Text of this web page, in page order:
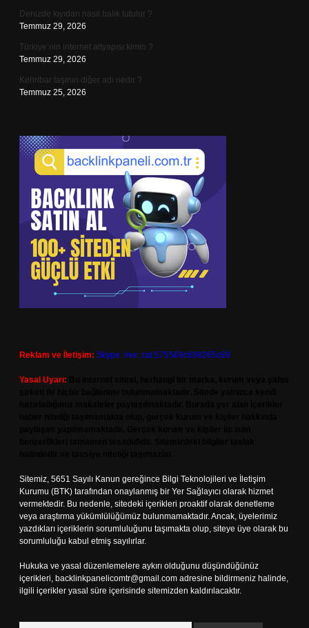
Denizde kıyıdan nasıl balık tutulur ?
Temmuz 29, 2026
Türkiye’nin internet altyapısı kimin ?
Temmuz 29, 2026
Kehribar taşının diğer adı nedir ?
Temmuz 25, 2026
Reklam ve İletişim: Skype: live:.cid.575569c608265c69
Yasal Uyarı:
Sitemiz, 5651 Sayılı Kanun gereğince Bilgi Teknolojileri ve İletişim
Kurumu (BTK) tarafından onaylanmış bir Yer Sağlayıcı olarak hizmet
vermektedir. Bu nedenle, sitedeki içerikleri proaktif olarak denetleme
veya araştırma yükümlülüğümüz bulunmamaktadır. Ancak, üyelerimiz
yazdıkları içeriklerin sorumluluğunu taşımakta olup, siteye üye olarak bu
sorumluluğu kabul etmiş sayılırlar.
Hukuka ve yasal düzenlemelere aykırı olduğunu düşündüğünüz
içerikleri, backlinkpanelicomtr@gmail.com adresine bildirmeniz halinde,
ilgili içerikler yasal süre içerisinde sitemizden kaldırılacaktır.